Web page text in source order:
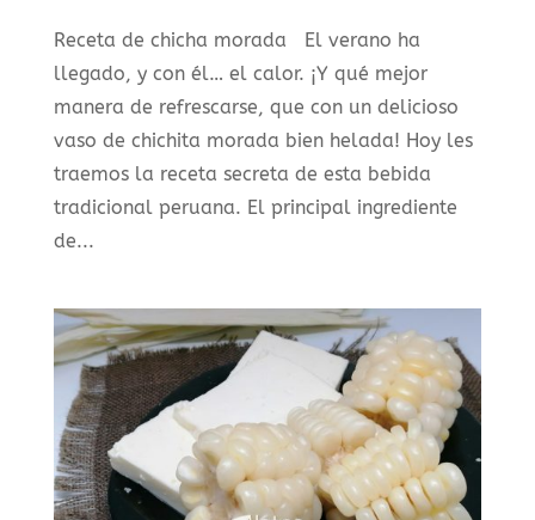
Receta de chicha morada El verano ha
llegado, y con él… el calor. ¡Y qué mejor
manera de refrescarse, que con un delicioso
vaso de chichita morada bien helada! Hoy les
traemos la receta secreta de esta bebida
tradicional peruana. El principal ingrediente
de...